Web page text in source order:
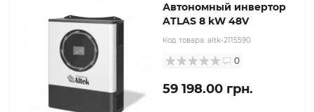
Автономный инвертор
ATLAS 8 kW 48V
Код товара: altk-2115590
0
59 198.00 грн.